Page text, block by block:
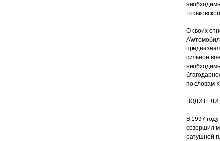
О своих
сильное
по словам
В 1997
совершил
ратушной